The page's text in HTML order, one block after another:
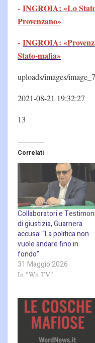
- INGROIA: «Lo
Provenzano»
- INGROIA:
Stato-mafia»
uploads/images/
2021-08-21 19:32:27
13
Correlati
Collaboratori e Testimoni
di giustizia, Guarnera
accusa: “La politica non
vuole andare fino in
fondo”
31 Maggio 2026
In "Wn TV"